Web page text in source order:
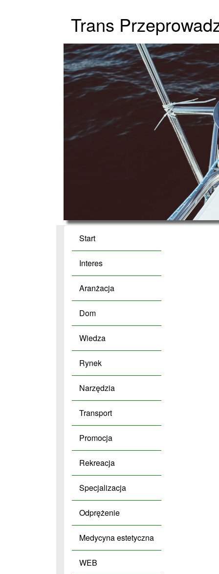
Trans
Start
Interes
Aranżacja
Dom
Wiedza
Rynek
Narzędzia
Transport
Promocja
Rekreacja
Specjalizacja
Odprężenie
Medycyna estetyczna
WEB